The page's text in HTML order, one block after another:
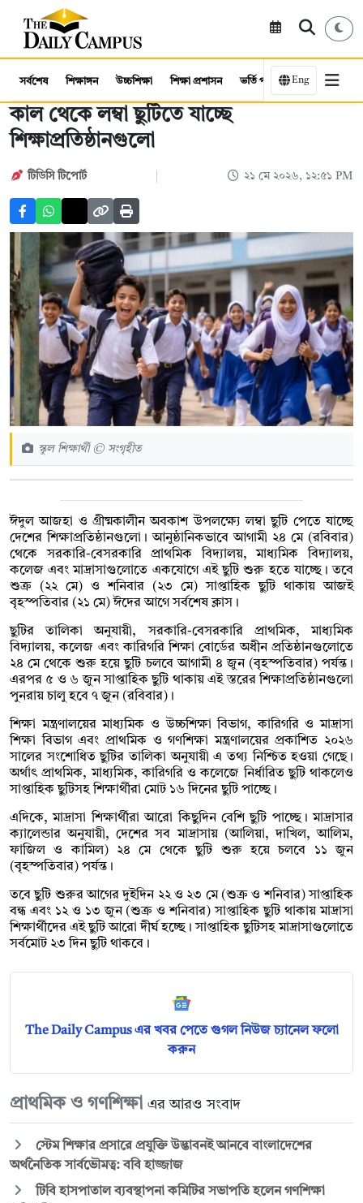
সর্বশেষ শিক্ষাঙ্গন উচ্চশিক্ষা শিক্ষা প্রশাসন ভর্তি পরীক্ষা কর্মসংস্থান
Eng
কাল থেকে লম্বা ছুটিতে যাচ্ছে
শিক্ষাপ্রতিষ্ঠানগুলো
টিডিসি টিপোর্ট ২১ মে ২০২৬, ১২:৫১ PM
স্কুল শিক্ষার্থী © সংগৃহীত
ঈদুল আজহা ও গ্রীষ্মকালীন অবকাশ উপলক্ষ্যে লম্বা ছুটি পেতে যাচ্ছে
দেশের শিক্ষাপ্রতিষ্ঠানগুলো। আনুষ্ঠানিকভাবে আগামী ২৪ মে (রবিবার)
থেকে সরকারি-বেসরকারি প্রাথমিক বিদ্যালয়, মাধ্যমিক বিদ্যালয়,
কলেজ এবং মাদ্রাসাগুলোতে একযোগে এই ছুটি শুরু হতে যাচ্ছে। তবে
শুক্র (২২ মে) ও শনিবার (২৩ মে) সাপ্তাহিক ছুটি থাকায় আজই
বৃহস্পতিবার (২১ মে) ঈদের আগে সর্বশেষ ক্লাস।
ছুটির তালিকা অনুযায়ী, সরকারি-বেসরকারি প্রাথমিক, মাধ্যমিক
বিদ্যালয়, কলেজ এবং কারিগরি শিক্ষা বোর্ডের অধীন প্রতিষ্ঠানগুলোতে
২৪ মে থেকে শুরু হয়ে ছুটি চলবে আগামী ৪ জুন (বৃহস্পতিবার) পর্যন্ত।
এরপর ৫ ও ৬ জুন সাপ্তাহিক ছুটি থাকায় এই স্তরের শিক্ষাপ্রতিষ্ঠানগুলো
পুনরায় চালু হবে ৭ জুন (রবিবার)।
শিক্ষা মন্ত্রণালয়ের মাধ্যমিক ও উচ্চশিক্ষা বিভাগ, কারিগরি ও মাদ্রাসা
শিক্ষা বিভাগ এবং প্রাথমিক ও গণশিক্ষা মন্ত্রণালয়ের প্রকাশিত ২০২৬
সালের সংশোধিত ছুটির তালিকা অনুযায়ী এ তথ্য নিশ্চিত হওয়া গেছে।
অর্থাৎ প্রাথমিক, মাধ্যমিক, কারিগরি ও কলেজে নির্ধারিত ছুটি থাকলেও
সাপ্তাহিক ছুটিসহ শিক্ষার্থীরা মোট ১৬ দিনের ছুটি পাচ্ছে।
এদিকে, মাদ্রাসা শিক্ষার্থীরা আরো কিছুদিন বেশি ছুটি পাচ্ছে। মাদ্রাসার
ক্যালেন্ডার অনুযায়ী, দেশের সব মাদ্রাসায় (আলিয়া, দাখিল, আলিম,
ফাজিল ও কামিল) ২৪ মে থেকে ছুটি শুরু হয়ে চলবে ১১ জুন
(বৃহস্পতিবার) পর্যন্ত।
তবে ছুটি শুরুর আগের দুইদিন ২২ ও ২৩ মে (শুক্র ও শনিবার) সাপ্তাহিক
বন্ধ এবং ১২ ও ১৩ জুন (শুক্র ও শনিবার) সাপ্তাহিক ছুটি থাকায় মাদ্রাসা
শিক্ষার্থীদের এই ছুটি আরো দীর্ঘ হচ্ছে। সাপ্তাহিক ছুটিসহ মাদ্রাসাগুলোতে
সর্বমোট ২৩ দিন ছুটি থাকবে।
The Daily Campus এর খবর পেতে গুগল নিউজ চ্যানেল ফলো
করুন
প্রাথমিক ও গণশিক্ষা এর আরও সংবাদ
স্টেম শিক্ষার প্রসারে প্রযুক্তি উদ্ভাবনই আনবে বাংলাদেশের
অর্থনৈতিক সার্বভৌমত্ব: ববি হাজ্জাজ
টিবি হাসপাতাল ব্যবস্থাপনা কমিটির সভাপতি হলেন গণশিক্ষা